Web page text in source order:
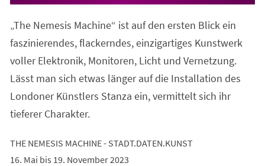
„The Nemesis Machine“ ist auf den ersten Blick ein
faszinierendes, flackerndes, einzigartiges Kunstwerk
voller Elektronik, Monitoren, Licht und Vernetzung.
Lässt man sich etwas länger auf die Installation des
Londoner Künstlers Stanza ein, vermittelt sich ihr
tieferer Charakter.
THE NEMESIS MACHINE - STADT.DATEN.KUNST
16. Mai bis 19. November 2023